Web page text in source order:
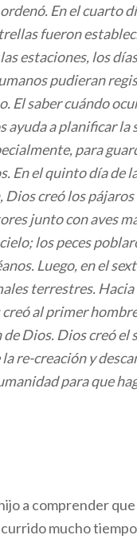
En el cuarto
fueron
estaciones, los
pudieran
El saber cuándo
ayuda a planificar la
para
En el quinto día de
Dios creó los pájaros
junto con aves
los peces
Luego, en el
terrestres.
al primer
Dios. Dios creó el
re-creación y
para que
a comprender
mucho